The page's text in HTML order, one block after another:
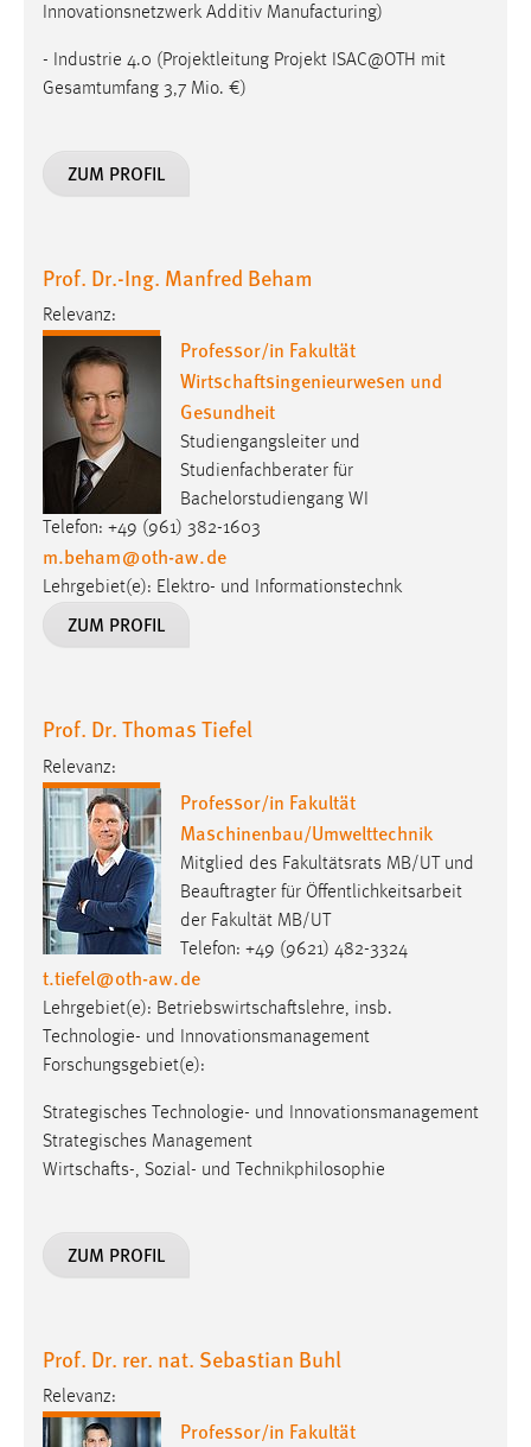
Innovationsnetzwerk Additiv Manufacturing)
- Industrie 4.0 (Projektleitung Projekt ISAC@OTH mit
Gesamtumfang 3,7 Mio. €)
ZUM PROFIL
Prof. Dr.-Ing. Manfred Beham
Relevanz:
Professor/in Fakultät
Wirtschaftsingenieurwesen und
Gesundheit
Studiengangsleiter und
Studienfachberater für
Bachelorstudiengang WI
Telefon: +49 (961) 382-1603
m.beham@oth-aw.de
Lehrgebiet(e): Elektro- und Informationstechnk
ZUM PROFIL
Prof. Dr. Thomas Tiefel
Relevanz:
Professor/in Fakultät
Maschinenbau/Umwelttechnik
Mitglied des Fakultätsrats MB/UT und
Beauftragter für Öffentlichkeitsarbeit
der Fakultät MB/UT
Telefon: +49 (9621) 482-3324
t.tiefel@oth-aw.de
Lehrgebiet(e): Betriebswirtschaftslehre, insb.
Technologie- und Innovationsmanagement
Forschungsgebiet(e):
Strategisches Technologie- und Innovationsmanagement
Strategisches Management
Wirtschafts-, Sozial- und Technikphilosophie
ZUM PROFIL
Prof. Dr. rer. nat. Sebastian Buhl
Relevanz:
Professor/in Fakultät